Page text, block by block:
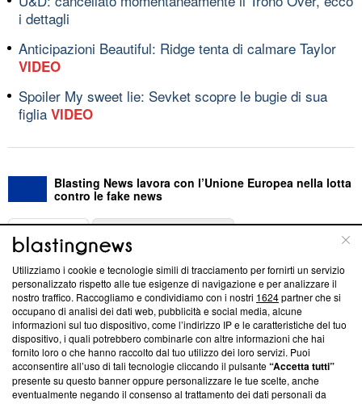
i dettagli
Anticipazioni Beautiful: Ridge tenta di calmare Taylor
VIDEO
Spoiler My sweet lie: Sevket scopre le bugie di sua
figlia VIDEO
Blasting News lavora con l’Unione Europea nella lotta
contro le fake news
ABOUT
Questa sezione offre informazioni trasparenti su Blasting
News, sui nostri processi editoriali e su come ci impegniamo a
creare news di qualità. Inoltre, afferma la nostra aderenza a
‘Trust Project - News with Integrity’Blasting News non è
ancora membro del programma, ma ha richiesto di farne
parte; Trust Project non ha ancora effettuato una verifica di
conformità agli standard.
Utilizziamo i cookie e tecnologie simili di tracciamento per fornirti un servizio
personalizzato rispetto alle tue esigenze di navigazione e per analizzare il
nostro traffico. Raccogliamo e condividiamo con i nostri 1624partner che si
occupano di analisi dei dati web, pubblicità e social media, alcune
informazioni sul tuo dispositivo, come l’indirizzo IP e le caratteristiche del tuo
dispositivo, i quali potrebbero combinarle con altre informazioni che hai
fornito loro o che hanno raccolto dal tuo utilizzo dei loro servizi. Puoi
acconsentire all’uso di tali tecnologie cliccando il pulsante“Accetta tutti”
presente su questo banner oppure personalizzare le tue scelte, anche
eventualmente negando il consenso al trattamento dei dati personali da